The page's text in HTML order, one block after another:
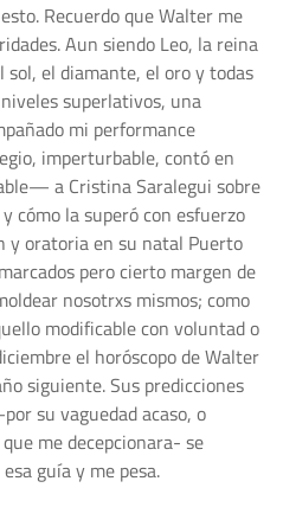
Recuerdo que Walter me
Aun siendo Leo, la reina
sol, el diamante, el oro y todas
superlativos, una
mi performance
imperturbable, contó en
a Cristina Saralegui sobre
cómo la superó con esfuerzo
y oratoria en su natal Puerto
pero cierto margen de
nosotrxs mismos; como
modificable con voluntad o
el horóscopo de Walter
siguiente. Sus predicciones
su vaguedad acaso, o
me decepcionara- se
guía y me pesa.